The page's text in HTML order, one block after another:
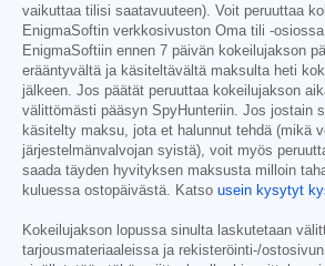
vaikuttaa tilisi saatavuuteen). Voit peruuttaa
EnigmaSoftin verkkosivuston Oma tili -
EnigmaSoftiin ennen 7 päivän kokeilujakson
erääntyvältä ja käsiteltävältä maksulta heti
jälkeen. Jos päätät peruuttaa kokeilujakson
välittömästi pääsyn SpyHunteriin. Jos jostain
käsitelty maksu, jota et halunnut tehdä (mikä
järjestelmänvalvojan syistä), voit myös
saada täyden hyvityksen maksusta milloin
kuluessa ostopäivästä. Katso usein kysytyt
Kokeilujakson lopussa sinulta laskutetaan
tarjousmateriaaleissa ja rekisteröinti-/